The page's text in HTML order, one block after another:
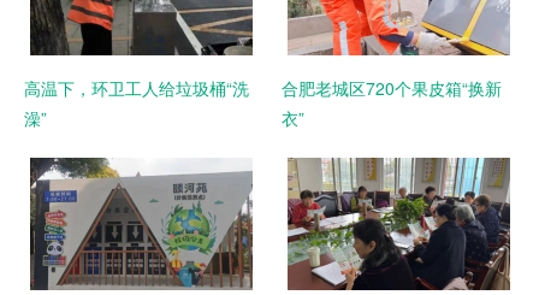
高温下，环卫工人给垃圾桶“洗
澡”
合肥老城区720个果皮箱“换新
衣”